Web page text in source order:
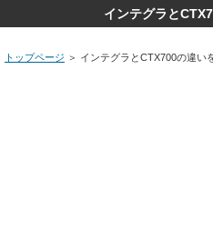
インテグラと
トップページ ＞ インテグラとCTX700の違い